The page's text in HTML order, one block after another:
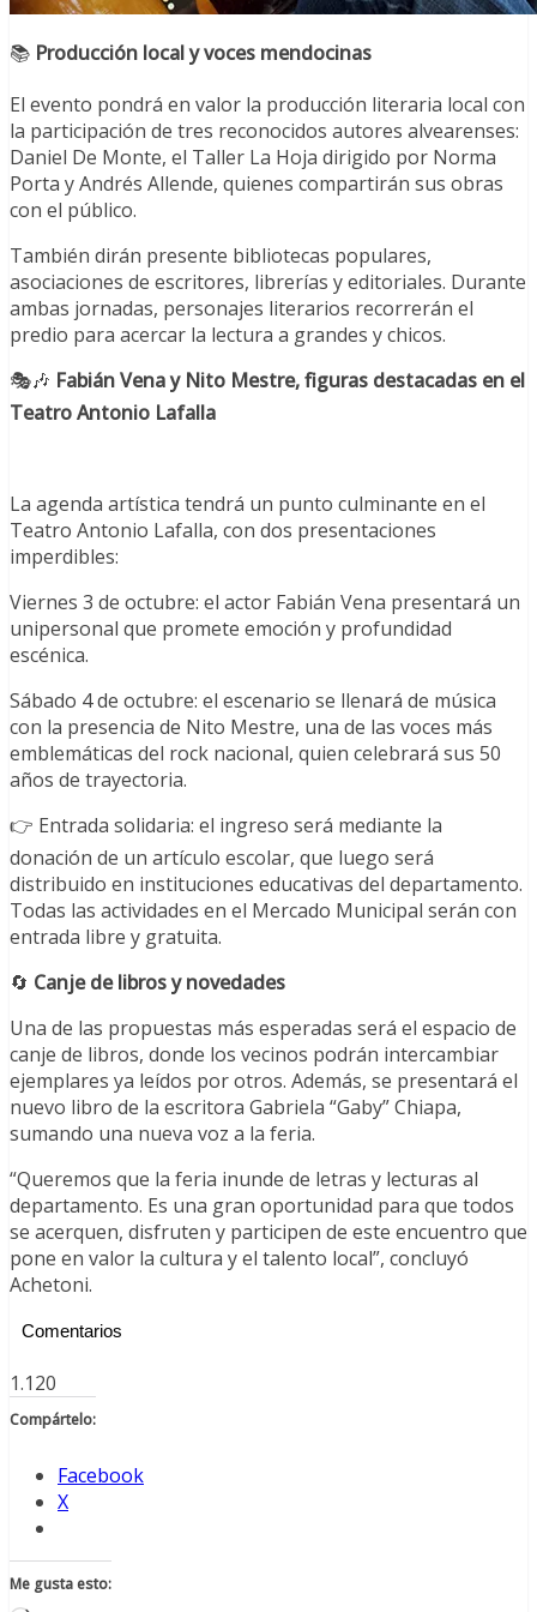
📚 Producción local y voces mendocinas
El evento pondrá en valor la producción literaria local con
la participación de tres reconocidos autores alvearenses:
Daniel De Monte, el Taller La Hoja dirigido por Norma
Porta y Andrés Allende, quienes compartirán sus obras
con el público.
También dirán presente bibliotecas populares,
asociaciones de escritores, librerías y editoriales. Durante
ambas jornadas, personajes literarios recorrerán el
predio para acercar la lectura a grandes y chicos.
🎭🎶 Fabián Vena y Nito Mestre, figuras destacadas en el
Teatro Antonio Lafalla
La agenda artística tendrá un punto culminante en el
Teatro Antonio Lafalla, con dos presentaciones
imperdibles:
Viernes 3 de octubre: el actor Fabián Vena presentará un
unipersonal que promete emoción y profundidad
escénica.
Sábado 4 de octubre: el escenario se llenará de música
con la presencia de Nito Mestre, una de las voces más
emblemáticas del rock nacional, quien celebrará sus 50
años de trayectoria.
👉 Entrada solidaria: el ingreso será mediante la
donación de un artículo escolar, que luego será
distribuido en instituciones educativas del departamento.
Todas las actividades en el Mercado Municipal serán con
entrada libre y gratuita.
🔄 Canje de libros y novedades
Una de las propuestas más esperadas será el espacio de
canje de libros, donde los vecinos podrán intercambiar
ejemplares ya leídos por otros. Además, se presentará el
nuevo libro de la escritora Gabriela “Gaby” Chiapa,
sumando una nueva voz a la feria.
“Queremos que la feria inunde de letras y lecturas al
departamento. Es una gran oportunidad para que todos
se acerquen, disfruten y participen de este encuentro que
pone en valor la cultura y el talento local”, concluyó
Achetoni.
Comentarios
1.120
Compártelo:
Facebook
X
Me gusta esto: